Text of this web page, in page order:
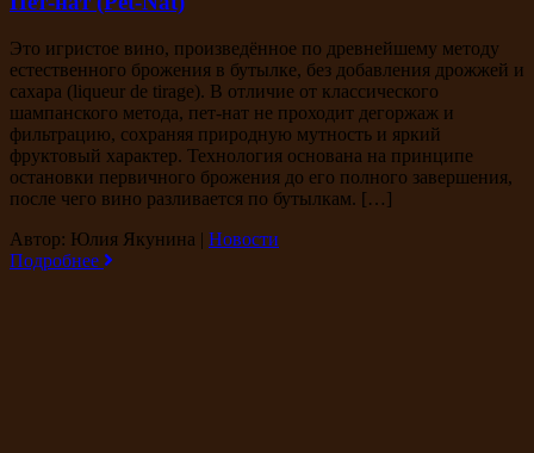
Это игристое вино, произведённое по древнейшему методу
естественного брожения в бутылке, без добавления дрожжей и
сахара (liqueur de tirage). В отличие от классического
шампанского метода, пет-нат не проходит дегоржаж и
фильтрацию, сохраняя природную мутность и яркий
фруктовый характер. Технология основана на принципе
остановки первичного брожения до его полного завершения,
после чего вино разливается по бутылкам. […]
Автор: Юлия Якунина | Новости
Подробнее